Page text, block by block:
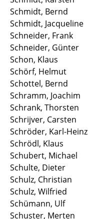
Schmidt, Bernd
Schmidt, Jacqueline
Schneider, Frank
Schneider, Günter
Schon, Klaus
Schörf, Helmut
Schottel, Bernd
Schramm, Joachim
Schrank, Thorsten
Schrijver, Carsten
Schröder, Karl-Heinz
Schrödl, Klaus
Schubert, Michael
Schulte, Dieter
Schulz, Christian
Schulz, Wilfried
Schümann, Ulf
Schuster, Merten